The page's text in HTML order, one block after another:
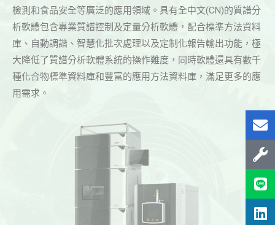
檢測和食品安全等廣泛的應用領域。具有全中文(CN)的質譜分
析軟體包含專業質譜控制及定量分析軟體，配合標準方法資料
庫、自動調諧、智慧化批次處理以及定制化報告輸出功能，極
大降低了質譜分析軟體系統的操作難度，同時軟體還具有數千
種化合物標準資料庫和豐富的應用方法資料庫，滿足更多的應
用需求。